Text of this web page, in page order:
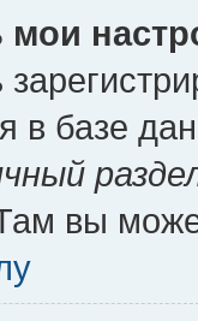
мои
в базе
вы